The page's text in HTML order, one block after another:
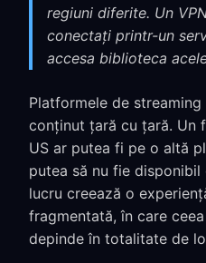
regiuni diferite. Un
conectați printr-un
accesa biblioteca
Platformele de
conținut țară cu țară. Un
US ar putea fi pe o altă
putea să nu fie
lucru creează o
fragmentată, în care
depinde în totalitate de